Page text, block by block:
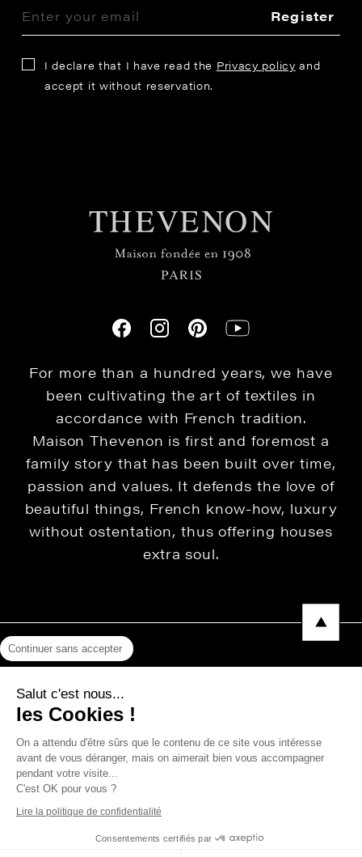
Register
I declare that I have read the Privacy policy and
accept it without reservation.
For more than a hundred years, we have
been cultivating the art of textiles in
accordance with French tradition.
Maison Thevenon is first and foremost a
family story that has been built over time,
passion and values. It defends the love of
beautiful things, French know-how, luxury
without ostentation, thus offering houses
extra soul.
Privacy Policy
Press area
Continuer sans accepter
Salut c'est nous...
les Cookies !
On a attendu d'être sûrs que le contenu de ce site vous intéresse
avant de vous déranger, mais on aimerait bien vous accompagner
pendant votre visite...
C'est OK pour vous ?
Lire la politique de confidentialité
Consentements certifiés par